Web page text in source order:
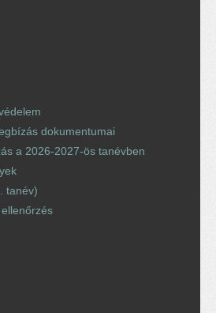
dokumentumai
a 2026-2027-ös tanévben
tanév)